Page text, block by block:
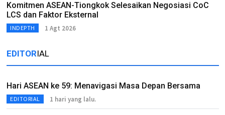
Komitmen ASEAN-Tiongkok Selesaikan Negosiasi CoC
LCS dan Faktor Eksternal
INDEPTH 1 Agt 2026
EDITORIAL
Hari ASEAN ke 59: Menavigasi Masa Depan Bersama
EDITORIAL 1 hari yang lalu.